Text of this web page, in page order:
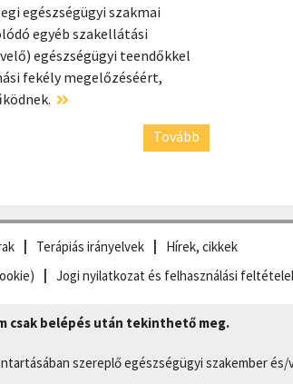
egészségügyi szakmai
egyéb szakellátási
egészségügyi teendőkkel
fekély megelőzéséért,
Tovább
Terápiás irányelvek
Hírek, cikkek
Jogi nyilatkozat és felhasználási
csak belépés után tekinthető meg.
szereplő egészségügyi szakember